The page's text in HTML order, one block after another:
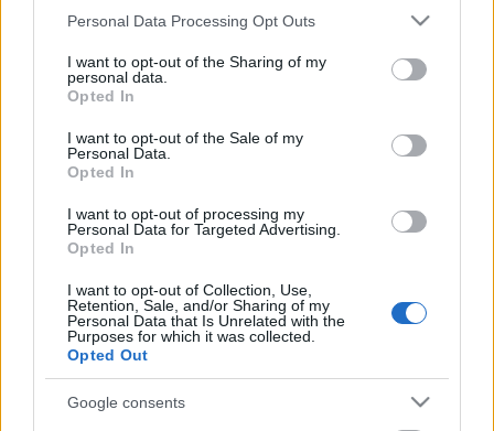
Please note that this website/app uses one or more Google
not limited to your visit or usage behaviour. You may click to
grant or deny consent to Google and its third-party tags to
use your data for below specified purposes in below Google
consent section.
Personal Data Processing Opt Outs
I want to opt-out of the Sharing of my
personal data.
Opted In
I want to opt-out of the Sale of my
Personal Data.
Opted In
I want to opt-out of processing my
Personal Data for Targeted Advertising.
Opted In
I want to opt-out of Collection, Use,
Retention, Sale, and/or Sharing of my
Personal Data that Is Unrelated with the
Purposes for which it was collected.
Opted Out
Google consents
óriási bejelentést tett az MTV VMA
gálán
KULTÚRA